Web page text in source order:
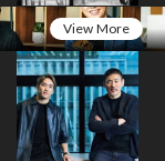
View More